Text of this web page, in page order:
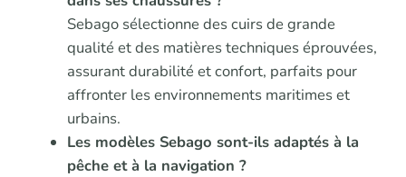
Sebago sélectionne des cuirs de grande
qualité et des matières techniques éprouvées,
assurant durabilité et confort, parfaits pour
affronter les environnements maritimes et
urbains.
Les modèles Sebago sont-ils adaptés à la
pêche et à la navigation ?